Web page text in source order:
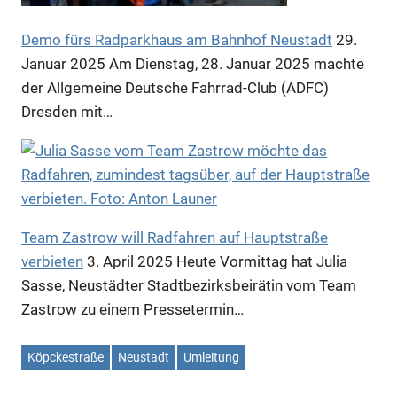
Anzeige
Demo fürs Radparkhaus am Bahnhof Neustadt 29.
Januar 2025 Am Dienstag, 28. Januar 2025 machte
der Allgemeine Deutsche Fahrrad-Club (ADFC)
Dresden mit…
Team Zastrow will Radfahren auf Hauptstraße
verbieten 3. April 2025 Heute Vormittag hat Julia
Sasse, Neustädter Stadtbezirksbeirätin vom Team
Zastrow zu einem Pressetermin…
Köpckestraße Neustadt Umleitung